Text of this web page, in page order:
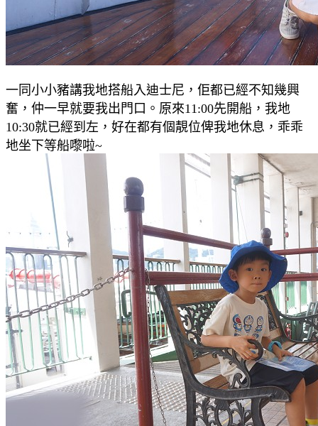
一同小小豬講我地搭船入迪士尼，佢都已經不知幾興
奮，仲一早就要我出門口。原來11:00先開船，我地
10:30就已經到左，好在都有個靚位俾我地休息，乖乖
地坐下等船嚟啦~